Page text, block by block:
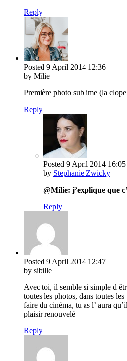
Reply
Posted 9 April 2014 12:36
by Milie
Première photo sublime (la
Reply
Posted 9 April 2014 16:05
by Stephanie Zwicky
@Milie: j’explique que
Reply
Posted 9 April 2014 12:47
by sibille
Avec toi, il semble si simple d
toutes les photos, dans toutes les
faire du cinéma, tu as l’ aura
plaisir renouvelé
Reply